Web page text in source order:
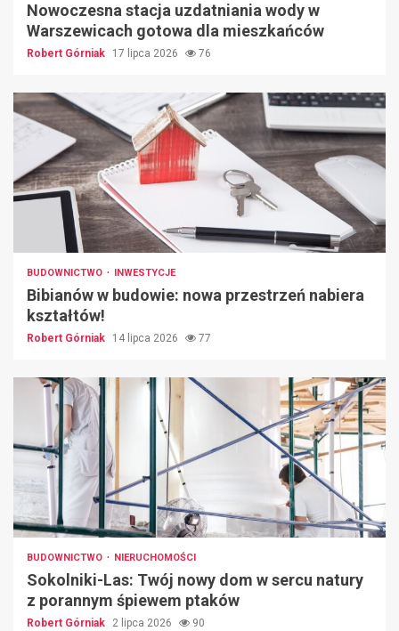
Nowoczesna stacja uzdatniania wody w
Warszewicach gotowa dla mieszkańców
Robert Górniak 17 lipca 2026 76
BUDOWNICTWO INWESTYCJE
Bibianów w budowie: nowa przestrzeń nabiera
kształtów!
Robert Górniak 14 lipca 2026 77
BUDOWNICTWO NIERUCHOMOŚCI
Sokolniki-Las: Twój nowy dom w sercu natury
z porannym śpiewem ptaków
Robert Górniak 2 lipca 2026 90